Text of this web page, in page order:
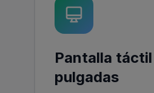
Pantalla táctil
pulgadas